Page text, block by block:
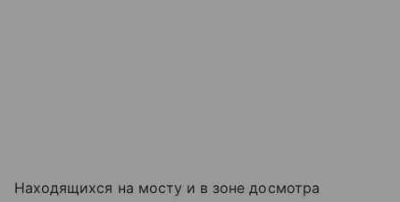
Находящихся на мосту и в зоне досмотра